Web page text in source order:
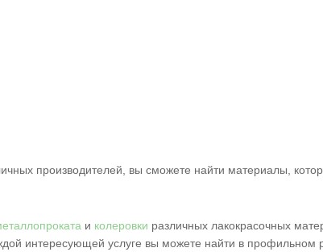
производителей, вы сможете найти материалы,
и колеровки различных лакокрасочных
интересующей услуге вы можете найти в профильном